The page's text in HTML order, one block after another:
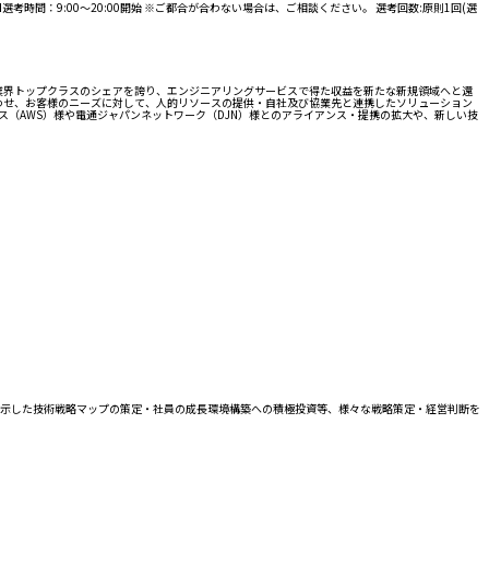
時間：9:00～20:00開始 ※ご都合が合わない場合は、ご相談ください。 選考回数:原則1回(選
トップクラスのシェアを誇り、エンジニアリングサービスで得た収益を新たな新規領域へと還
お客様のニーズに対して、人的リソースの提供・自社及び協業先と連携したソリューション
AWS）様や電通ジャパンネットワーク（DJN）様とのアライアンス・提携の拡大や、新しい技
た技術戦略マップの策定・社員の成長環境構築への積極投資等、様々な戦略策定・経営判断を